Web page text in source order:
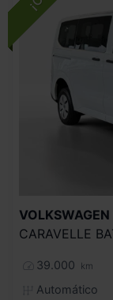
VOLKSWAGEN
39.000 km
Automático